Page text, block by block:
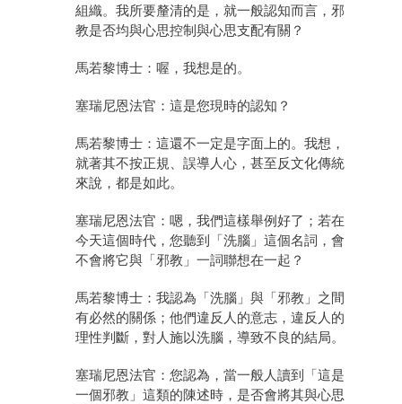
組織。我所要釐清的是，就一般認知而言，邪
教是否均與心思控制與心思支配有關？
馬若黎博士：喔，我想是的。
塞瑞尼恩法官：這是您現時的認知？
馬若黎博士：這還不一定是字面上的。我想，
就著其不按正規、誤導人心，甚至反文化傳統
來說，都是如此。
塞瑞尼恩法官：嗯，我們這樣舉例好了；若在
今天這個時代，您聽到「洗腦」這個名詞，會
不會將它與「邪教」一詞聯想在一起？
馬若黎博士：我認為「洗腦」與「邪教」之間
有必然的關係；他們違反人的意志，違反人的
理性判斷，對人施以洗腦，導致不良的結局。
塞瑞尼恩法官：您認為，當一般人讀到「這是
一個邪教」這類的陳述時，是否會將其與心思